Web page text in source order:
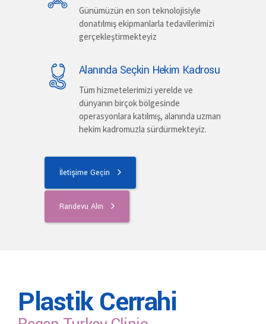
Günümüzün en son teknolojisiyle
donatılmış ekipmanlarla tedavilerimizi
gerçekleştirmekteyiz
Alanında Seçkin Hekim Kadrosu
Tüm hizmetelerimizi yerelde ve
dünyanın birçok bölgesinde
operasyonlara katılmış, alanında uzman
hekim kadromuzla sürdürmekteyiz.
İletişime Geçin
Randevu Alın
Plastik Cerrahi